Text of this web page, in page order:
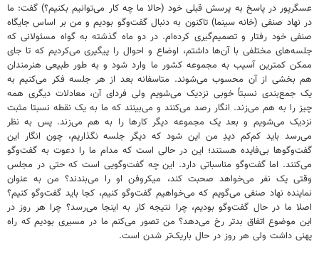
عسگرپور در پاسخ به پرسش قبلی خود (حالا ما چه کار می‌توانیم بکنیم؟) گفت: ما
در نهاد صنفی (خانه سینما) تاکنون به دنبال گفت‌وگو بودیم و من بر اساس جایگاه
صنفی خود رفتار و تصمیم‌گیری کرده‌ام. در دو ماه گذشته به گواه مسئولانی که
جلسه‌های مختلفی با آن‌ها داشتم، اوضاع و احوال را پیگیری می‌کردیم که تا جای
ممکن کمترین آسیب به مجموعه کشور ما وارد شود و به طور طبیعی هنرمندان
هم بخشی از آن محسوب می‌شوند. متاسفانه بعد از هر جلسه فکر می‌کنیم به
یک جمع‌بندی نسبتاً خوبی نزدیک می‌شویم ولی فردای آن، معادلات دیگری همه
چیز را به هم می‌زند. انگار رصد می‌کنند و می‌بینند که ما به یک نقطه نسبتا مثبت
نزدیک می‌شویم و بعد یک مجموعه دیگر کارها را به هم می‌زند. پس به نظر
می‌رسد باید کم‌کم دیدِ من این شود که دیگر جلسه نگذاریم، چون انگار این
گفت‌وگوها بی‌فایده هستند؛ این در حالی است که مدام ما را دعوت به گفت‌وگو
می‌کنند. اما گفت‌وگو مناسباتی دارد. این چه گفت‌وگویی است که حتی در مجلس
وقتی یک نفر می‌خواهد صحبت کند، میکروفن او را می‌بندند؟ من به عنوان
نماینده نهاد صنفی می‌گویم که می‌خواهیم گفت‌وگو کنیم، کجا باید گفت‌وگو کنیم؟
اصلا ما در حال گفت‌وگو بودیم، چرا نتیجه کار به اینجا می‌رسد؟ چرا هر روز در
این موضوع اتفاق بدتر رخ می‌دهد؟ من تصور می‌کنم ما در مسیری بودیم که راه
پهنی داشت ولی هر روز در حال باریک‌تر شدن است.